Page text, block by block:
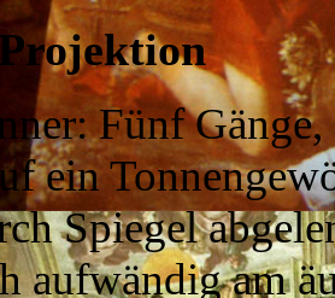
Fünf
ein
Spiegel
aufwändig am